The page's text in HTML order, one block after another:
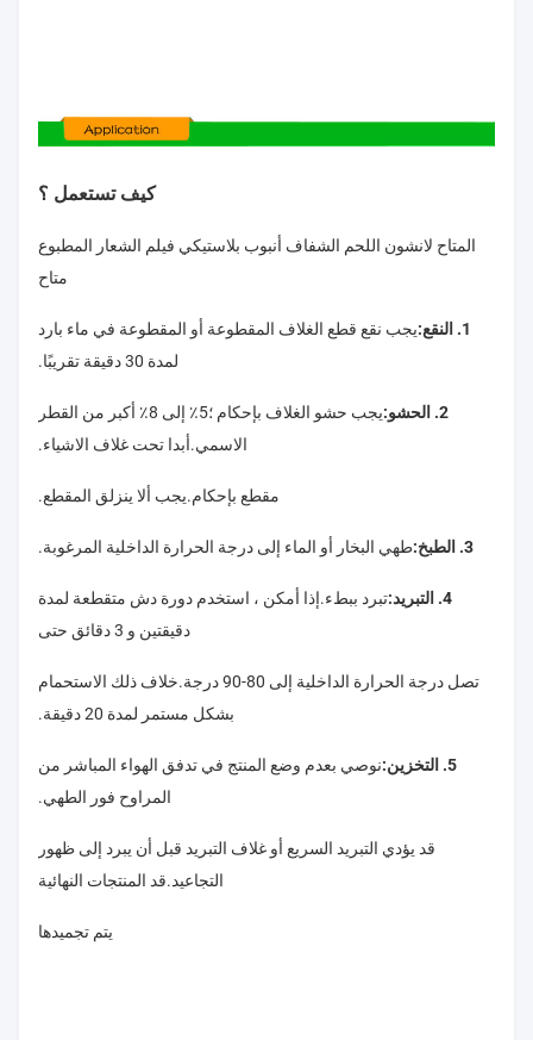
كيف تستعمل ؟
المتاح لانشون اللحم الشفاف أنبوب بلاستيكي فيلم الشعار المطبوع
متاح
1. النقع:
يجب نقع قطع الغلاف المقطوعة أو المقطوعة في ماء بارد
لمدة 30 دقيقة تقريبًا.
2. الحشو:
يجب حشو الغلاف بإحكام ؛5٪ إلى 8٪ أكبر من القطر
الاسمي.أبدا تحت غلاف الاشياء.
مقطع بإحكام.يجب ألا ينزلق المقطع.
3. الطبخ: طهي البخار أو الماء إلى درجة الحرارة الداخلية المرغوبة.
4. التبريد:
تبرد ببطء.إذا أمكن ، استخدم دورة دش متقطعة لمدة
دقيقتين و 3 دقائق حتى
تصل درجة الحرارة الداخلية إلى 80-90 درجة.خلاف ذلك الاستحمام
بشكل مستمر لمدة 20 دقيقة.
5. التخزين:
نوصي بعدم وضع المنتج في تدفق الهواء المباشر من
المراوح فور الطهي.
قد يؤدي التبريد السريع أو غلاف التبريد قبل أن يبرد إلى ظهور
التجاعيد.قد المنتجات النهائية
يتم تجميدها